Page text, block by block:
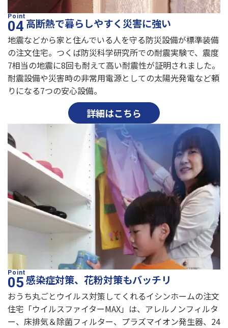
高断熱で暮らしやすく災害に強い
地震などから家と住んでいる人を守る防災設備が標準装備
の注文住宅。つくば防災科学研究所での耐震実験で、震度
7相当の地震に8回も耐えて高い耐震性が証明されました。
耐震設備や災害時の非常用電源としての太陽光発電など頼
りになる7つの安心設備。
詳細はこちら
感染症対策、花粉対策もバッチリ
おうち丸ごとウイルス対策してくれるイシンホームの注文
住宅「ウイルスファイターMAX」は、アレルノンフィルタ
ー、床排気＆除菌フィルター、プラズマイオン発生器、24